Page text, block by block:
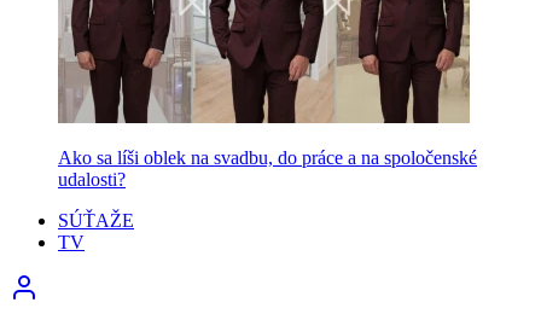
Ako sa líši oblek na svadbu, do práce a na spoločenské
udalosti?
SÚŤAŽE
TV